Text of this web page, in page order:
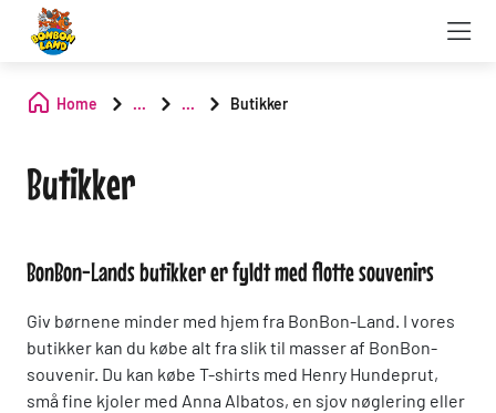
Home ... ... Butikker
Butikker
BonBon-Lands butikker er fyldt med flotte souvenirs
Giv børnene minder med hjem fra BonBon-Land. I vores
butikker kan du købe alt fra slik til masser af BonBon-
souvenir. Du kan købe T-shirts med Henry Hundeprut,
små fine kjoler med Anna Albatos, en sjov nøglering eller